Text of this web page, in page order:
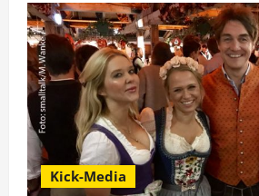
Mross
und
Anna-
Carina
Woitschack
sprechen
über
Fernweh
Kick-Media